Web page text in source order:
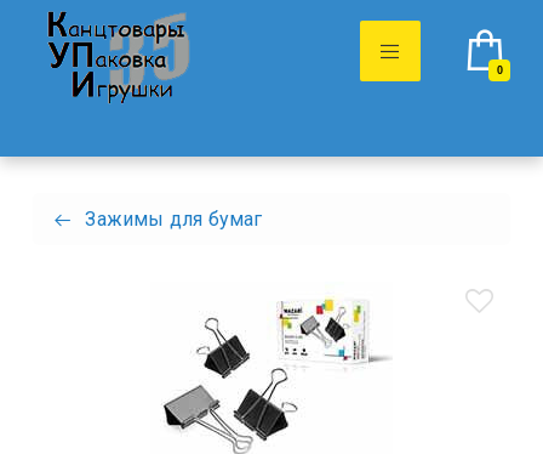
0
Зажимы для бумаг